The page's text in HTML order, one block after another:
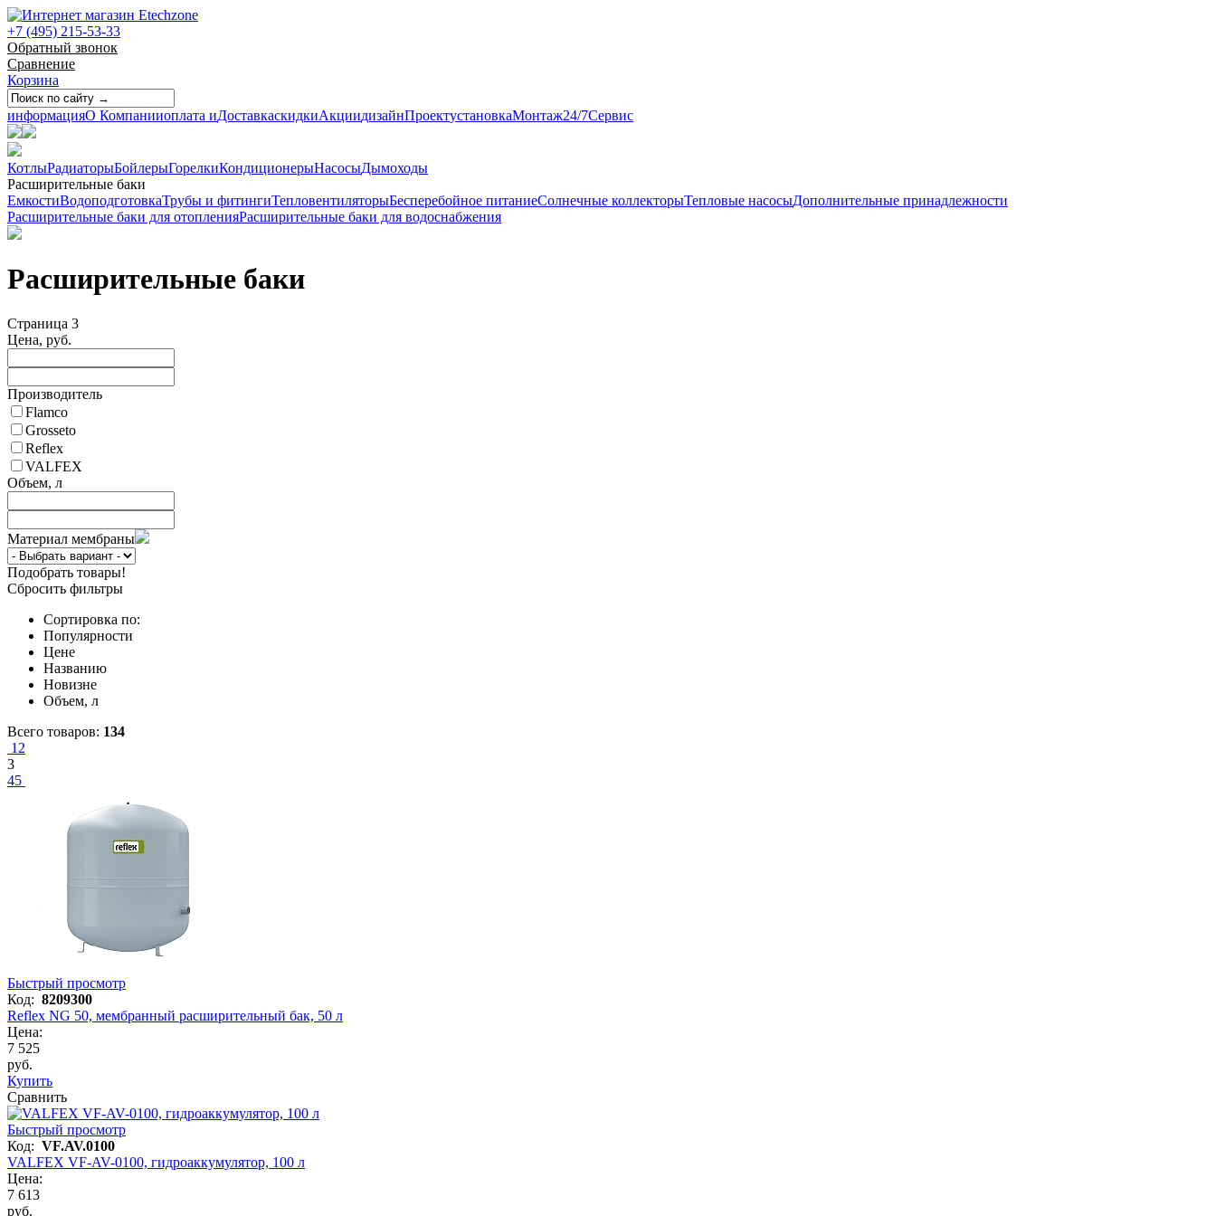
+7 (495) 215-53-33
Обратный звонок
Сравнение
Корзина
информацияО Компанииоплата иДоставкаскидкиАкциидизайнПроектустановкаМонтаж24/7Сервис
КотлыРадиаторыБойлерыГорелкиКондиционерыНасосыДымоходы
Расширительные баки
ЕмкостиВодоподготовкаТрубы и фитингиТепловентиляторыБесперебойное питаниеСолнечные коллекторыТепловые насосыДополнительные принадлежности
Расширительные баки для отопленияРасширительные баки для водоснабжения
Расширительные баки
Страница 3
Цена, руб.
Производитель
Flamco
Grosseto
Reflex
VALFEX
Объем, л
Материал мембраны
Подобрать товары!
Сбросить фильтры
Сортировка по:
Популярности
Цене
Названию
Новизне
Объем, л
Всего товаров: 134
1 2
3
45
Быстрый просмотр
Код: 8209300
Reflex NG 50, мембранный расширительный бак, 50 л
Цена:
7 525
руб.
Купить
Сравнить
Быстрый просмотр
Код: VF.AV.0100
VALFEX VF-AV-0100, гидроаккумулятор, 100 л
Цена:
7 613
руб.